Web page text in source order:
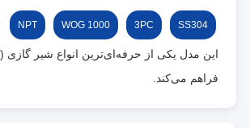
SS304
3PC
1000 WOG
NPT
فراهم می‌کند.